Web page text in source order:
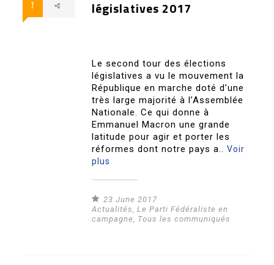
1
législatives 2017
Le second tour des élections
législatives a vu le mouvement la
République en marche doté d’une
très large majorité à l’Assemblée
Nationale. Ce qui donne à
Emmanuel Macron une grande
latitude pour agir et porter les
réformes dont notre pays a..Voir
plus
23 June 2017
Actualités,Le Parti Fédéraliste en
campagne, Tous les communiqués